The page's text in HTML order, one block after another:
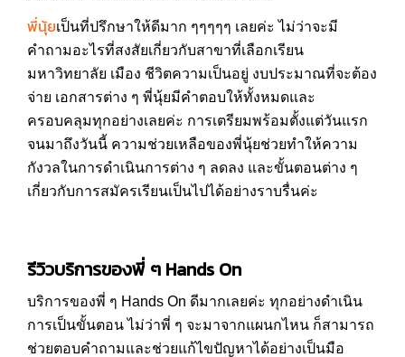
พี่นุ้ยเป็นที่ปรึกษาให้ดีมาก ๆๆๆๆๆ เลยค่ะ ไม่ว่าจะมี
คำถามอะไรที่สงสัยเกี่ยวกับสาขาที่เลือกเรียน
มหาวิทยาลัย เมือง ชีวิตความเป็นอยู่ งบประมาณที่จะต้อง
จ่าย เอกสารต่าง ๆ พี่นุ้ยมีคำตอบให้ทั้งหมดและ
ครอบคลุมทุกอย่างเลยค่ะ การเตรียมพร้อมตั้งแต่วันแรก
จนมาถึงวันนี้ ความช่วยเหลือของพี่นุ้ยช่วยทำให้ความ
กังวลในการดำเนินการต่าง ๆ ลดลง และขั้นตอนต่าง ๆ
เกี่ยวกับการสมัครเรียนเป็นไปได้อย่างราบรื่นค่ะ
รีวิวบริการของพี่ ๆ Hands On
บริการของพี่ ๆ Hands On ดีมากเลยค่ะ ทุกอย่างดำเนิน
การเป็นขั้นตอน ไม่ว่าพี่ ๆ จะมาจากแผนกไหน ก็สามารถ
ช่วยตอบคำถามและช่วยแก้ไขปัญหาได้อย่างเป็นมือ